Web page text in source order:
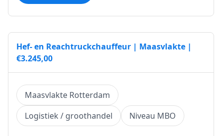
Hef- en Reachtruckchauffeur | Maasvlakte |
€3.245,00
Maasvlakte Rotterdam
Logistiek / groothandel
Niveau MBO